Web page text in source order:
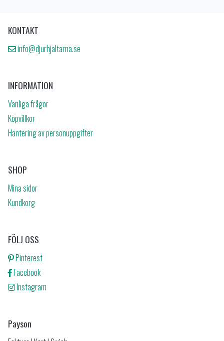
KONTAKT
info@djurhjaltarna.se
INFORMATION
Vanliga frågor
Köpvillkor
Hantering av personuppgifter
SHOP
Mina sidor
Kundkorg
FÖLJ OSS
Pinterest
Facebook
Instagram
Payson